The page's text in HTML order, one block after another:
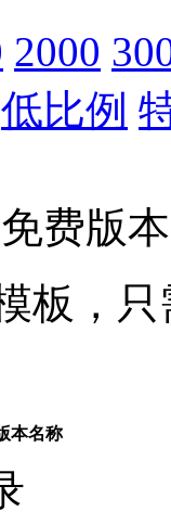
2000
低比例
免费版本
板，
本名称